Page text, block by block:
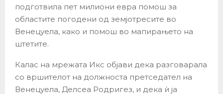
подготвила пет милиони евра помош за
областите погодени од земјотресите во
Венецуела, како и помош во мапирањето на
штетите.
Калас на мрежата Икс објави дека разговарала
со вршителот на должноста претседател на
Венецуела, Делсеа Родригез, и дека ѝ ја